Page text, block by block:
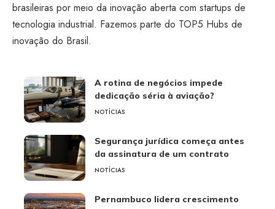
brasileiras por meio da inovação aberta com startups de
tecnologia industrial. Fazemos parte do TOP5 Hubs de
inovação do Brasil.
A rotina de negócios impede
dedicação séria à aviação?
NOTÍCIAS
Segurança jurídica começa antes
da assinatura de um contrato
NOTÍCIAS
Pernambuco lidera crescimento